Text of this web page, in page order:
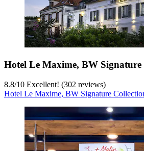
Hotel Le Maxime, BW Signature
8.8/10 Excellent! (302 reviews)
Hotel Le Maxime, BW Signature